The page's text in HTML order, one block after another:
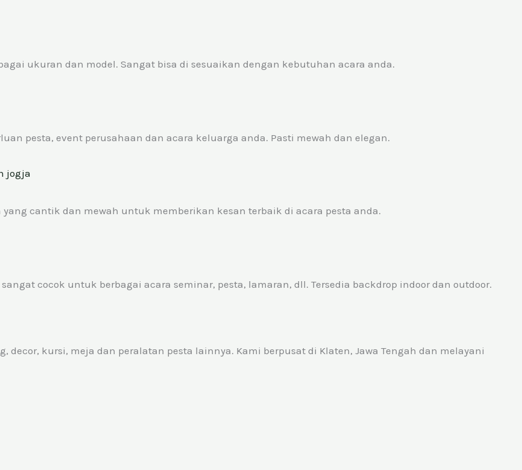
ukuran dan model. Sangat bisa di sesuaikan dengan kebutuhan acara anda.
pesta, event perusahaan dan acara keluarga anda. Pasti mewah dan elegan.
cantik dan mewah untuk memberikan kesan terbaik di acara pesta anda.
cocok untuk berbagai acara seminar, pesta, lamaran, dll. Tersedia backdrop indoor dan outdoor.
decor, kursi, meja dan peralatan pesta lainnya. Kami berpusat di Klaten, Jawa Tengah dan melayani